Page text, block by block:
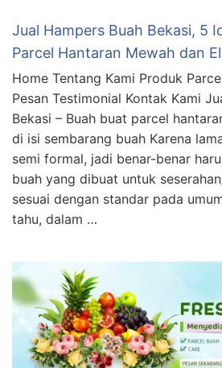
Jual Hampers Buah Bekasi, 5
Parcel Hantaran Mewah dan
Home Tentang Kami Produk
Pesan Testimonial Kontak Kami
Bekasi – Buah buat parcel
di isi sembarang buah Karena
semi formal, jadi benar-benar
buah yang dibuat untuk
sesuai dengan standar pada
tahu, dalam …